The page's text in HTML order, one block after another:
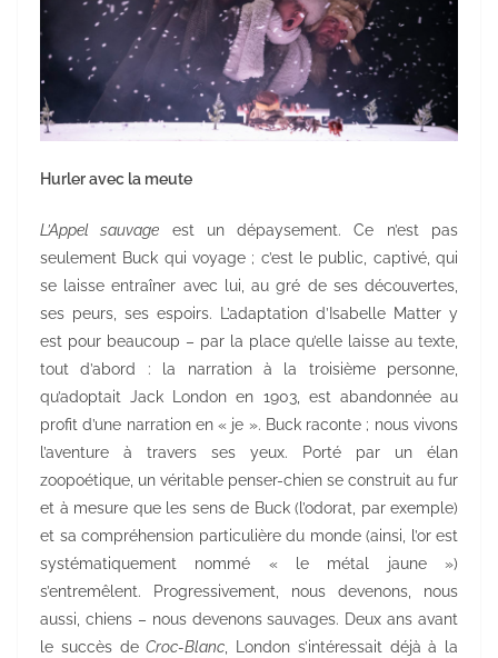
Hurler avec la meute
L’Appel sauvage est un dépaysement. Ce n’est pas
seulement Buck qui voyage ; c’est le public, captivé, qui
se laisse entraîner avec lui, au gré de ses découvertes,
ses peurs, ses espoirs. L’adaptation d’Isabelle Matter y
est pour beaucoup – par la place qu’elle laisse au texte,
tout d’abord : la narration à la troisième personne,
qu’adoptait Jack London en 1903, est abandonnée au
profit d’une narration en « je ». Buck raconte ; nous vivons
l’aventure à travers ses yeux. Porté par un élan
zoopoétique, un véritable penser-chien se construit au fur
et à mesure que les sens de Buck (l’odorat, par exemple)
et sa compréhension particulière du monde (ainsi, l’or est
systématiquement nommé « le métal jaune »)
s’entremêlent. Progressivement, nous devenons, nous
aussi, chiens – nous devenons sauvages. Deux ans avant
le succès deCroc-Blanc, London s’intéressait déjà à la